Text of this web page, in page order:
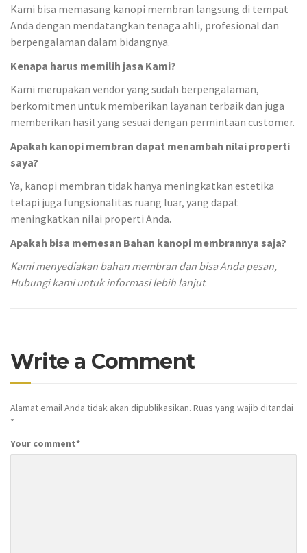
Kami bisa memasang kanopi membran langsung di tempat
Anda dengan mendatangkan tenaga ahli, profesional dan
berpengalaman dalam bidangnya.
Kenapa harus memilih jasa Kami?
Kami merupakan vendor yang sudah berpengalaman,
berkomitmen untuk memberikan layanan terbaik dan juga
memberikan hasil yang sesuai dengan permintaan customer.
Apakah kanopi membran dapat menambah nilai properti
saya?
Ya, kanopi membran tidak hanya meningkatkan estetika
tetapi juga fungsionalitas ruang luar, yang dapat
meningkatkan nilai properti Anda.
Apakah bisa memesan Bahan kanopi membrannya saja?
Kami menyediakan bahan membran dan bisa Anda pesan,
Hubungi kami untuk informasi lebih lanjut.
Write a Comment
Alamat email Anda tidak akan dipublikasikan. Ruas yang wajib ditandai
*
Your comment*